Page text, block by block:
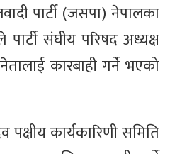
पार्टी (जसपा) नेपालका
पार्टी संघीय परिषद अध्यक्ष
कारबाही गर्ने भएको
कार्यकारिणी समिति